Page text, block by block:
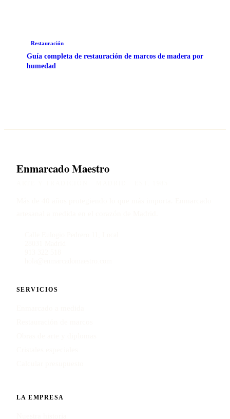
Restauración
Guía completa de restauración de marcos de madera por
humedad
Enmarcado Maestro
SERVICIOS
LA EMPRESA